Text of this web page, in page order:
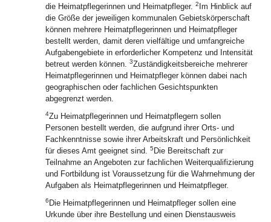
die Heimatpflegerinnen und Heimatpfleger. 2 Im Hinblick auf
die Größe der jeweiligen kommunalen Gebietskörperschaft
können mehrere Heimatpflegerinnen und Heimatpfleger
bestellt werden, damit deren vielfältige und umfangreiche
Aufgabengebiete in erforderlicher Kompetenz und Intensität
betreut werden können. 3Zuständigkeitsbereiche mehrerer
Heimatpflegerinnen und Heimatpfleger können dabei nach
geographischen oder fachlichen Gesichtspunkten
abgegrenzt werden.
4Zu Heimatpflegerinnen und Heimatpflegern sollen
Personen bestellt werden, die aufgrund ihrer Orts- und
Fachkenntnisse sowie ihrer Arbeitskraft und Persönlichkeit
für dieses Amt geeignet sind. 5 Die Bereitschaft zur
Teilnahme an Angeboten zur fachlichen Weiterqualifizierung
und Fortbildung ist Voraussetzung für die Wahrnehmung der
Aufgaben als Heimatpflegerinnen und Heimatpfleger.
6 Die Heimatpflegerinnen und Heimatpfleger sollen eine
Urkunde über ihre Bestellung und einen Dienstausweis